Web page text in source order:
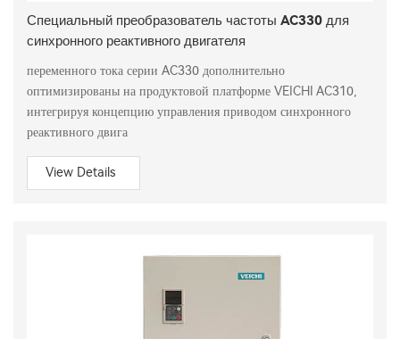
Специальный преобразователь частоты AC330 для
синхронного реактивного двигателя
переменного тока серии AC330 дополнительно
оптимизированы на продуктовой платформе VEICHI AC310,
интегрируя концепцию управления приводом синхронного
реактивного двига
View Details